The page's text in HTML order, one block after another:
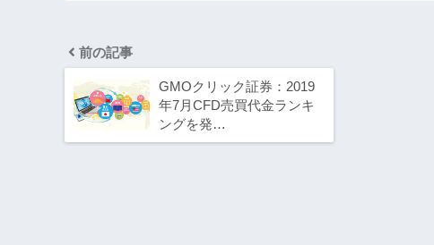
前の記事
GMOクリック証券：2019
年7月CFD売買代金ランキ
ングを発…